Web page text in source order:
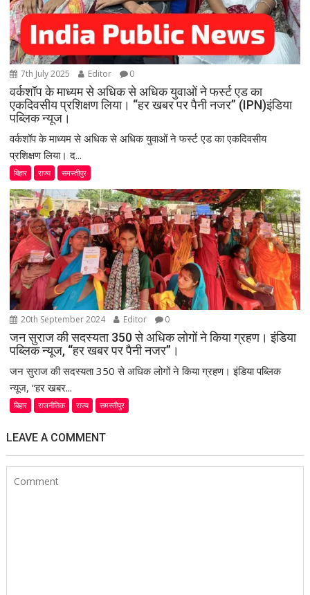
7th July 2025 Editor 0
वर्कशॉप के माध्यम से अधिक से अधिक युवाओं ने फर्स्ट एड का
एकदिवसीय प्रशिक्षण लिया। “हर खबर पर पैनी नजर” (IPN)इंडिया
पब्लिक न्यूज।
वर्कशॉप के माध्यम से अधिक से अधिक युवाओं ने फर्स्ट एड का एकदिवसीय
प्रशिक्षण लिया। द...
बिहार राज्य समस्तीपुर
20th September 2024 Editor 0
जन सुराज की सदस्यता 350 से अधिक लोगों ने किया ग्रहण। इंडिया
पब्लिक न्यूज, “हर खबर पर पैनी नजर”।
जन सुराज की सदस्यता 350 से अधिक लोगों ने किया ग्रहण। इंडिया पब्लिक
न्यूज, “हर खबर...
बिहार राजनीतिक राज्य समस्तीपुर
LEAVE A COMMENT